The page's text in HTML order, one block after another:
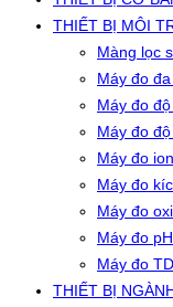
THIẾT BỊ MÔI
Màng lọc
Máy đo
Máy đo
Máy đo
Máy đo ion
Máy đo
Máy đo
Máy đo pH
Máy đo
THIẾT BỊ